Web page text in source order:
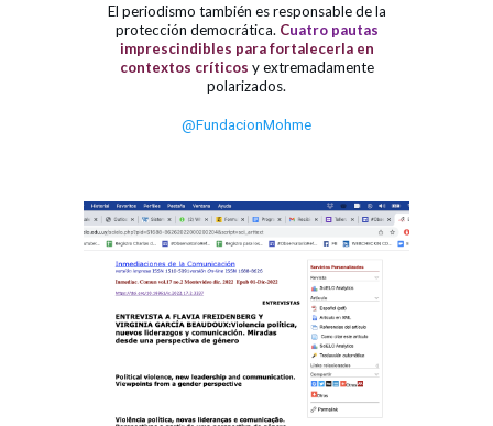
El periodismo también es responsable de la
protección democrática. Cuatro pautas
imprescindibles para fortalecerla en
contextos críticos y extremadamente
polarizados.
@FundacionMohme